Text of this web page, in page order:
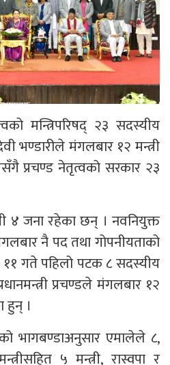
मन्त्रिपरिषद् २३ सदस्यीय
भण्डारीले मंगलबार १२ मन्त्री
प्रचण्ड नेतृत्वको सरकार २३
४ जना रहेका छन् । नवनियुक्त
नै पद तथा गोपनीयताको
गते पहिलो पटक ८ सदस्यीय
प्रचण्डले मंगलबार १२
हुन् ।
भागबण्डाअनुसार एमालेले ८,
५ मन्त्री, रास्वपा र